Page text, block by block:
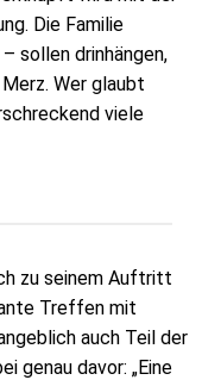
Die Familie
sollen drinhängen,
Wer glaubt
viele
zu seinem Auftritt
Treffen mit
auch Teil der
genau davor: „Eine